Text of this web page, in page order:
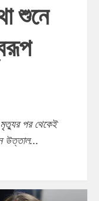
শুনে
পর থেকেই
উত্তাল...